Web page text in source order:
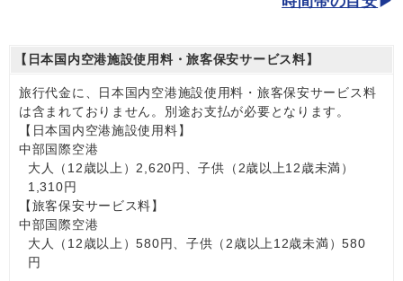
【日本国内空港施設使用料・旅客保安サービス料】
旅行代金に、日本国内空港施設使用料・旅客保安サービス料
は含まれておりません。別途お支払が必要となります。
【日本国内空港施設使用料】
中部国際空港
大人（12歳以上）2,620円、子供（2歳以上12歳未満）
1,310円
【旅客保安サービス料】
中部国際空港
大人（12歳以上）580円、子供（2歳以上12歳未満）580
円